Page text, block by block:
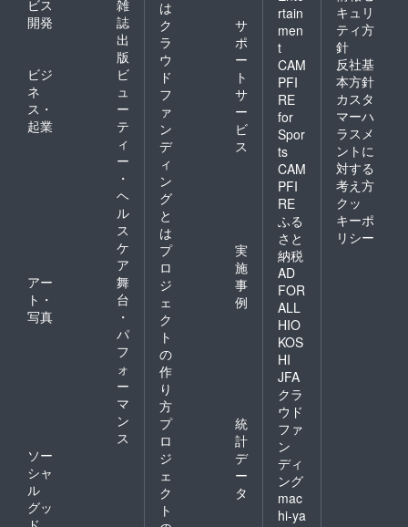
ビス
開発
雑
誌
出
版
ビジ
ネ
ス・
起業
ビ
ュ
ー
テ
ィ
ー
・
ヘ
ル
ス
ケ
ア
アー
ト・
写真
舞
台
・
パ
フ
ォ
ー
マ
ン
ス
ソー
シャ
ル
グッ
は
ク
ラ
ウ
ド
フ
ァ
ン
デ
ィ
ン
グ
と
は
サ
ポ
ー
ト
サ
ー
ビ
ス
プ
ロ
ジ
ェ
ク
ト
の
作
り
方
実
施
事
例
プ
ロ
ジ
ェ
ク
ト
統
計
デ
ー
タ
rtain
men
t
CAM
PFI
RE
for
Spor
ts
CAM
PFI
RE
ふる
さと
納税
AD
FOR
ALL
HIO
KOS
HI
JFA
クラ
ウド
ファ
ン
ディ
ング
mac
hi-ya
キュリ
ティ方
針
反社基
本方針
カスタ
マーハ
ラスメ
ントに
対する
考え方
クッ
キーポ
リシー